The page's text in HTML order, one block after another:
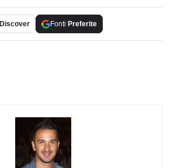
Discover Fonti Preferite